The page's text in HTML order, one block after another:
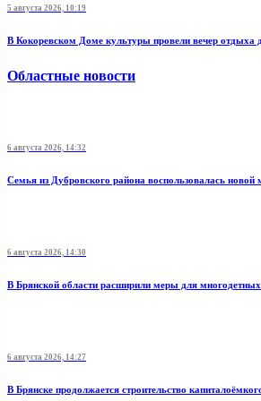
5 августа 2026, 10:19
В Кокоревском Доме культуры провели вечер отдыха
Областные новости
6 августа 2026, 14:32
Семья из Дубровского района воспользовалась
6 августа 2026, 14:30
В Брянской области расширили меры для
6 августа 2026, 14:27
В Брянске продолжается строительство